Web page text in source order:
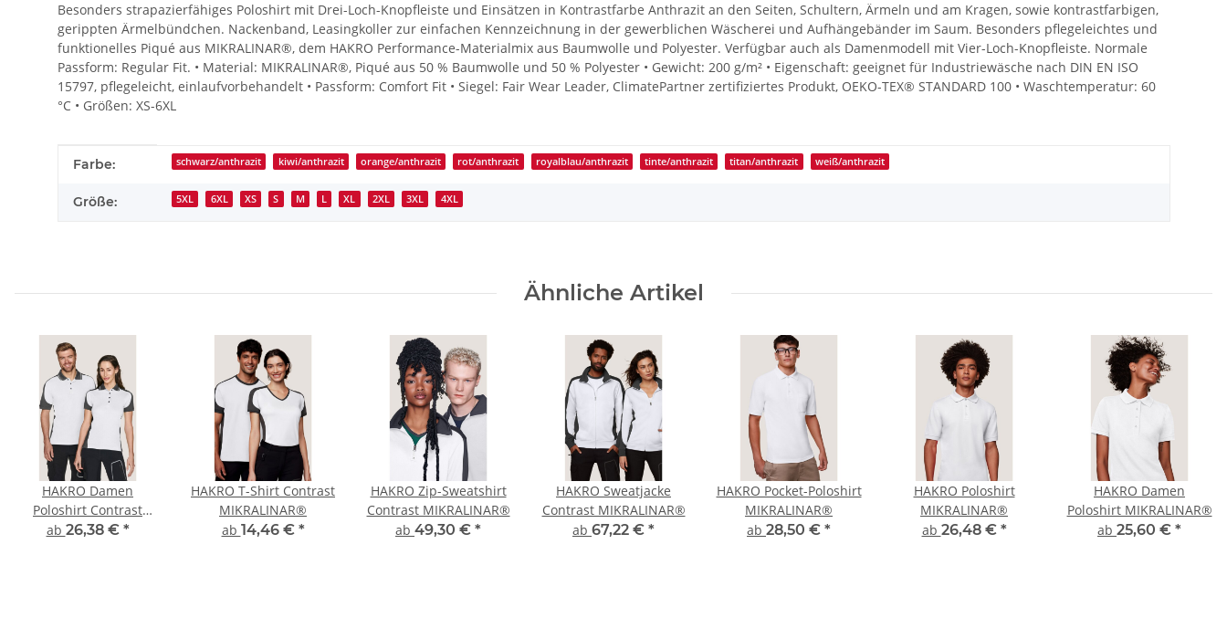
Besonders strapazierfähiges Poloshirt mit Drei-Loch-Knopfleiste und Einsätzen in Kontrastfarbe Anthrazit an den Seiten, Schultern, Ärmeln und am Kragen, sowie kontrastfarbigen,
gerippten Ärmelbündchen. Nackenband, Leasingkoller zur einfachen Kennzeichnung in der gewerblichen Wäscherei und Aufhängebänder im Saum. Besonders pflegeleichtes und
funktionelles Piqué aus MIKRALINAR®, dem HAKRO Performance-Materialmix aus Baumwolle und Polyester. Verfügbar auch als Damenmodell mit Vier-Loch-Knopfleiste. Normale
Passform: Regular Fit. • Material: MIKRALINAR®, Piqué aus 50 % Baumwolle und 50 % Polyester • Gewicht: 200 g/m² • Eigenschaft: geeignet für Industriewäsche nach DIN EN ISO
15797, pflegeleicht, einlaufvorbehandelt • Passform: Comfort Fit • Siegel: Fair Wear Leader, ClimatePartner zertifiziertes Produkt, OEKO-TEX® STANDARD 100 • Waschtemperatur: 60
°C • Größen: XS-6XL
Produkteigenschaft
Wert
Farbe: schwarz/anthrazit kiwi/anthrazit orange/anthrazit rot/anthrazit royalblau/anthrazit tinte/anthrazit titan/anthrazit weiß/anthrazit
Größe: 5XL 6XL XS S M L XL 2XL 3XL 4XL
Ähnliche Artikel
HAKRO Damen
Poloshirt Contrast
MIKRALINAR®
ab 26,38 € *
HAKRO T-Shirt Contrast
MIKRALINAR®
ab 14,46 € *
HAKRO Zip-Sweatshirt
Contrast MIKRALINAR®
ab 49,30 € *
HAKRO Sweatjacke
Contrast MIKRALINAR®
ab 67,22 € *
HAKRO Pocket-Poloshirt
MIKRALINAR®
ab 28,50 € *
HAKRO Poloshirt
MIKRALINAR®
ab 26,48 € *
HAKRO Damen
Poloshirt MIKRALINAR®
ab 25,60 € *